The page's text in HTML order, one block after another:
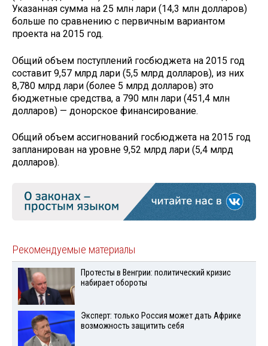
Указанная сумма на 25 млн лари (14,3 млн долларов)
больше по сравнению с первичным вариантом
проекта на 2015 год.
Общий объем поступлений госбюджета на 2015 год
составит 9,57 млрд лари (5,5 млрд долларов), из них
8,780 млрд лари (более 5 млрд долларов) это
бюджетные средства, а 790 млн лари (451,4 млн
долларов) — донорское финансирование.
Общий объем ассигнований госбюджета на 2015 год
запланирован на уровне 9,52 млрд лари (5,4 млрд
долларов).
Рекомендуемые материалы
Протесты в Венгрии: политический кризис
набирает обороты
Эксперт: только Россия может дать Африке
возможность защитить себя